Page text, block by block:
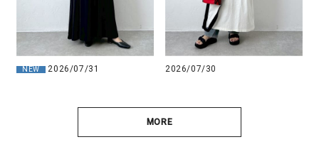
NEW 2026/07/31 2026/07/30
MORE